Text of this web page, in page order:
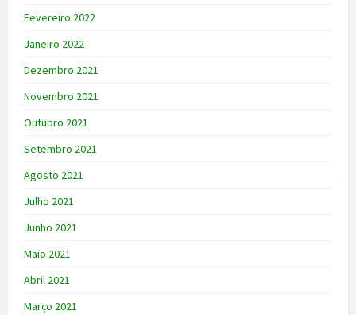
Fevereiro 2022
Janeiro 2022
Dezembro 2021
Novembro 2021
Outubro 2021
Setembro 2021
Agosto 2021
Julho 2021
Junho 2021
Maio 2021
Abril 2021
Março 2021